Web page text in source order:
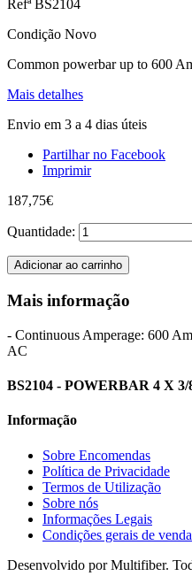
RefªBS2104
Condição Novo
Common powerbar up to 600
Mais detalhes
Envio em 3 a 4 dias úteis
Partilhar no Facebook
Imprimir
187,75€
Quantidade:
Adicionar ao carrinho
Mais informação
- Continuous Amperage: 600
AC
BS2104 - POWERBAR 4 X
Informação
Sobre Encomendas
Política de Privacidade
Termos de Utilização
Sobre nós
Informações Legais
Condições gerais de venda
Desenvolvido por Multifiber.